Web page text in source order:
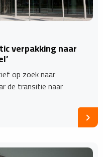
verpakking naar
op zoek naar
de transitie naar